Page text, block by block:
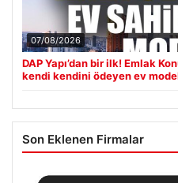
07/08/2026
DAP Yapı’dan bir ilk! Emlak
kendi kendini ödeyen ev
Son Eklenen Firmalar